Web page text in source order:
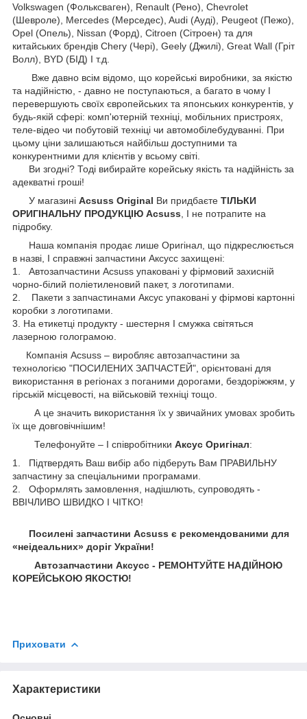
Volkswagen (Фольксваген), Renault (Рено), Chevrolet
(Шевроле), Mercedes (Мерседес), Audi (Ауді), Peugeot (Пежо),
Opel (Опель), Nissan (Форд), Citroen (Сітроен) та для
китайських брендів Chery (Чері), Geely (Джилі), Great Wall (Гріт
Волл), BYD (БІД) І т.д.
Вже давно всім відомо, що корейські виробники, за якістю
та надійністю, - давно не поступаються, а багато в чому І
перевершують своїх європейських та японських конкурентів, у
будь-якій сфері: комп'ютерній техніці, мобільних пристроях,
теле-відео чи побутовій техніці чи автомобілебудуванні. При
цьому ціни залишаються найбільш доступними та
конкурентними для клієнтів у всьому світі.
Ви згодні? Тоді вибирайте корейську якість та надійність за
адекватні гроші!
У магазині Acsuss Original Ви придбаєте ТІЛЬКИ
ОРИГІНАЛЬНУ ПРОДУКЦІЮ Acsuss , І не потрапите на
підробку.
Наша компанія продає лише Оригінал, що підкреслюється
в назві, І справжні запчастини Аксусс захищені:
1. Автозапчастини Acsuss упаковані у фірмовий захисній
чорно-білий поліетиленовий пакет, з логотипами.
2. Пакети з запчастинами Аксус упаковані у фірмові картонні
коробки з логотипами.
3. На етикетці продукту - шестерня І смужка світяться
лазерною голограмою.
Компанія Acsuss – виробляє автозапчастини за
технологією "ПОСИЛЕНИХ ЗАПЧАСТЕЙ", орієнтовані для
використання в регіонах з поганими дорогами, бездоріжжям, у
гірській місцевості, на військовій техніці тощо.
А це значить використання їх у звичайних умовах зробить
їх ще довговічнішим!
Телефонуйте – І співробітники Аксус Оригінал:
1. Підтвердять Ваш вибір або підберуть Вам ПРАВИЛЬНУ
запчастину за спеціальними програмами.
2. Оформлять замовлення, надішлють, супроводять -
ВВІЧЛИВО ШВИДКО І ЧІТКО!
Посилені запчастини Acsuss є рекомендованими для
«неідеальних» доріг України!
Автозапчастини Аксусс - РЕМОНТУЙТЕ НАДІЙНОЮ
КОРЕЙСЬКОЮ ЯКОСТЮ!
Приховати
Характеристики